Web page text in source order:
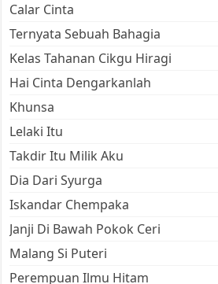
Calar Cinta
Ternyata Sebuah Bahagia
Kelas Tahanan Cikgu Hiragi
Hai Cinta Dengarkanlah
Khunsa
Lelaki Itu
Takdir Itu Milik Aku
Dia Dari Syurga
Iskandar Chempaka
Janji Di Bawah Pokok Ceri
Malang Si Puteri
Perempuan Ilmu Hitam